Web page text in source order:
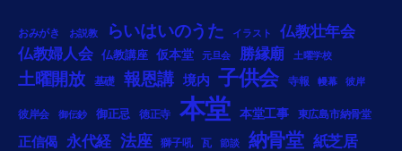
おみがき お説教 らいはいのうた イラスト
仏教壮年会
仏教婦人会
仏教講座 仮本堂 元旦会 勝縁廟 土曜学校
土曜開放 基礎 報恩講 境内 子供会 寺報 幔幕 彼岸
彼岸会 御伝鈔 御正忌 徳正寺 本堂 本堂工事 東広島市納骨堂
正信偈 永代経 法座 獅子吼 瓦 節談 納骨堂 紙芝居